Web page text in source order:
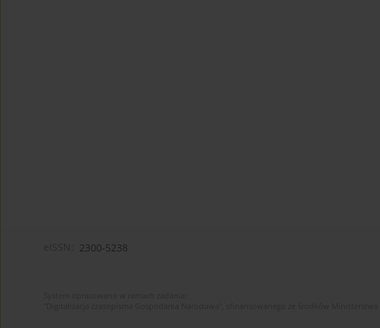
2300-5238